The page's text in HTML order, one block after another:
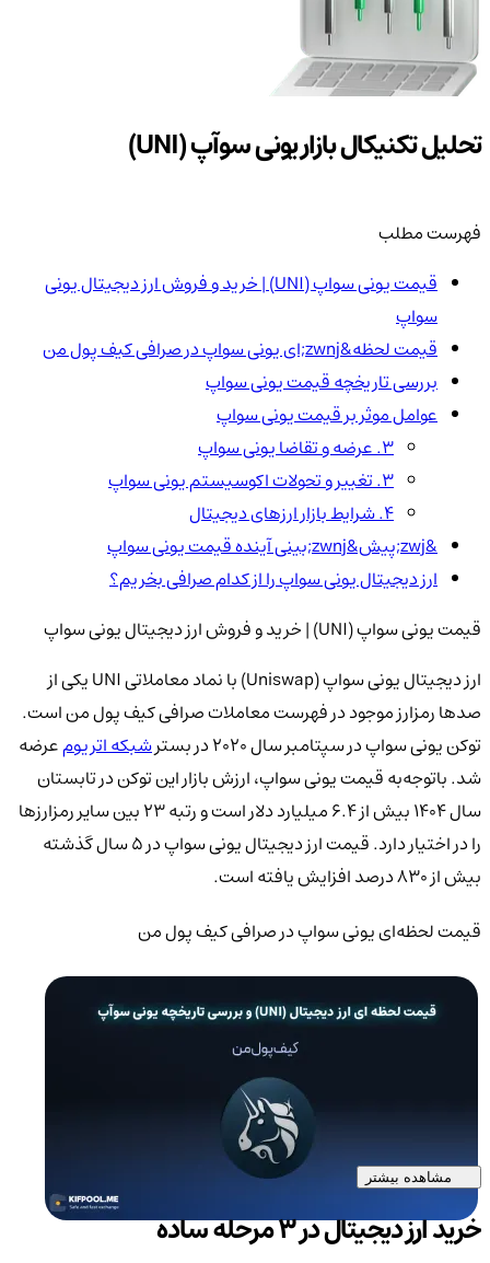
تحلیل تکنیکال بازار یونی سوآپ (UNI)
فهرست مطلب
قیمت یونی سواپ (UNI) | خرید و فروش ارز دیجیتال یونی
سواپ
قیمت لحظه&zwnj;ای یونی سواپ در صرافی کیف پول من
بررسی تاریخچه قیمت یونی سواپ
عوامل موثر بر قیمت یونی سواپ
۳. عرضه و تقاضا یونی سواپ
۳. تغییر و تحولات اکوسیستم یونی سواپ
۴. شرایط بازار ارزهای دیجیتال
&zwj;پیش&zwnj;بینی آینده قیمت یونی سواپ
ارز دیجیتال یونی سواپ را از کدام صرافی بخریم؟
قیمت یونی سواپ (UNI) | خرید و فروش ارز دیجیتال یونی سواپ
ارز دیجیتال یونی سواپ (Uniswap) با نماد معاملاتی UNI یکی از
صدها رمزارز موجود در فهرست معاملات صرافی کیف پول من است.
توکن یونی سواپ در سپتامبر سال ۲۰۲۰ در بستر
شبکه اتریومعرضه
شد. باتوجه‌به قیمت یونی سواپ، ارزش بازار این توکن در تابستان
سال ۱۴۰۴ بیش از ۶.۴ میلیارد دلار است و رتبه ۲۳ بین سایر رمزارزها
را در اختیار دارد. قیمت ارز دیجیتال یونی سواپ در ۵ سال گذشته
بیش از ۸۳۰ درصد افزایش یافته است.
قیمت لحظه‌ای یونی سواپ در صرافی کیف پول من
مشاهده بیشتر
خرید ارز دیجیتال در 3 مرحله ساده